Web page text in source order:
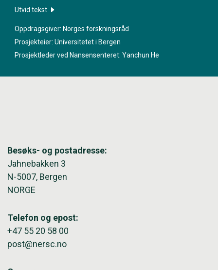
meridionale omveltningssirkulasjonen (AMOC). Prosjektet
dynamics and impacts on overturning
hvordan de viktigste gyre-strukturene påvirker variabiliteten i
AMOC og varmetransporten mot polene i det utvidede
Utvid tekst
Oppdragsgiver: Norges forskningsråd
Prosjekteier: Universitetet i Bergen
Prosjektleder ved Nansensenteret: Yanchun He
Besøks- og postadresse:
Jahnebakken 3
N-5007, Bergen
NORGE
Telefon og epost:
+47 55 20 58 00
post@nersc.no